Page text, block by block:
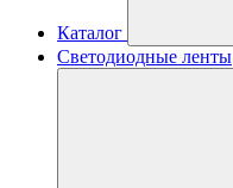
Каталог
Светодиодные ленты